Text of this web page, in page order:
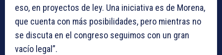
eso, en proyectos de ley. Una iniciativa es de Morena,
que cuenta con más posibilidades, pero mientras no
se discuta en el congreso seguimos con un gran
vacío legal”.